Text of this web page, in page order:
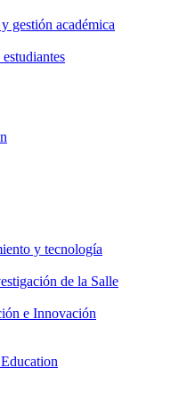
gestión académica
y tecnología
de la Salle
e Innovación